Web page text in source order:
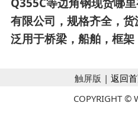
有限公司，规格齐全，
泛用于桥梁，船舶，框架
触屏版 | 返回
COPYRIGHT ©